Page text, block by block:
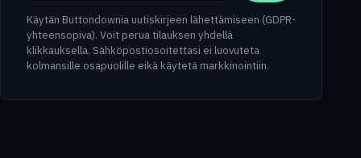
Käytän Buttondownia uutiskirjeen lähettämiseen (GDPR-
yhteensopiva). Voit perua tilauksen yhdellä
klikkauksella. Sähköpostiosoitettasi ei luovuteta
kolmansille osapuolille eikä käytetä markkinointiin.